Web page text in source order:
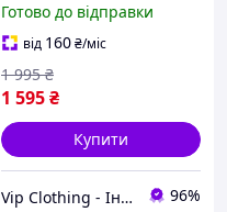
Айленд із капюшоном,
Толстовка чоловіча тепла
з кишенями
Готово до відправки
від 160₴/міс
1 595₴
1 995 ₴
Купити
Vip Clothing - Інтернет магазин брендового одягу 96%